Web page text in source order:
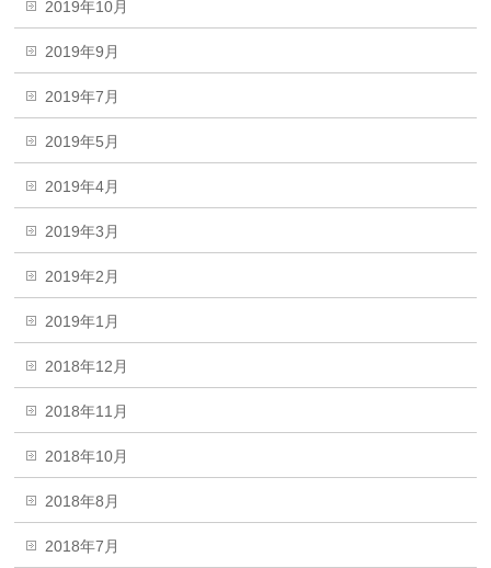
2019年10月
2019年9月
2019年7月
2019年5月
2019年4月
2019年3月
2019年2月
2019年1月
2018年12月
2018年11月
2018年10月
2018年8月
2018年7月